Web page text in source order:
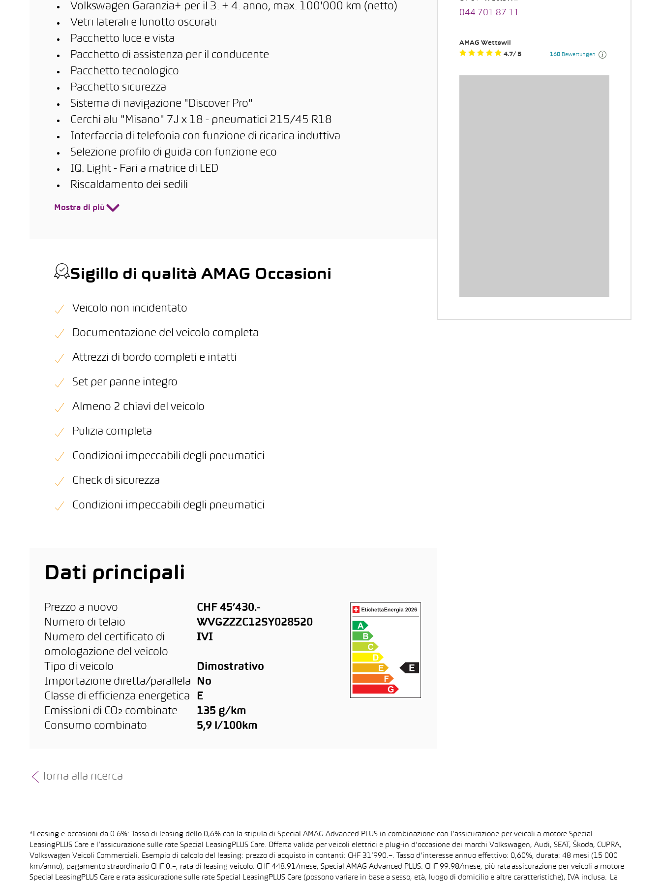
Volkswagen Garanzia+ per il 3. + 4. anno, max. 100'000 km (netto)
Vetri laterali e lunotto oscurati
Pacchetto luce e vista
Pacchetto di assistenza per il conducente
Pacchetto tecnologico
Pacchetto sicurezza
Sistema di navigazione "Discover Pro"
Cerchi alu "Misano" 7J x 18 - pneumatici 215/45 R18
Interfaccia di telefonia con funzione di ricarica induttiva
Selezione profilo di guida con funzione eco
IQ. Light - Fari a matrice di LED
Riscaldamento dei sedili
Mostra di più
Sigillo di qualità AMAG Occasioni
Veicolo non incidentato
Documentazione del veicolo completa
Attrezzi di bordo completi e intatti
Set per panne integro
Almeno 2 chiavi del veicolo
Pulizia completa
Condizioni impeccabili degli pneumatici
Check di sicurezza
Condizioni impeccabili degli pneumatici
Dati principali
Prezzo a nuovo
CHF 45’430.-
Numero di telaio
WVGZZZC12SY028520
Numero del certificato di
omologazione del veicolo
IVI
Tipo di veicolo
Dimostrativo
Importazione diretta/parallela
No
Classe di efficienza energetica
E
Emissioni di CO₂ combinate
135 g/km
Consumo combinato
5,9 l/100km
044 701 87 11
Torna alla ricerca
*Leasing e-occasioni da 0.6%: Tasso di leasing dello 0,6% con la stipula di Special AMAG Advanced PLUS in combinazione con l’assicurazione per veicoli a motore Special
LeasingPLUS Care e l’assicurazione sulle rate Special LeasingPLUS Care. Offerta valida per veicoli elettrici e plug-in d’occasione dei marchi Volkswagen, Audi, SEAT, Škoda, CUPRA,
Volkswagen Veicoli Commerciali. Esempio di calcolo del leasing: prezzo di acquisto in contanti: CHF 31’990.–. Tasso d’interesse annuo effettivo: 0,60%, durata: 48 mesi (15 000
km/anno), pagamento straordinario CHF 0.–, rata di leasing veicolo: CHF 448.91/mese, Special AMAG Advanced PLUS: CHF 99.98/mese, più rata assicurazione per veicoli a motore
Special LeasingPLUS Care e rata assicurazione sulle rate Special LeasingPLUS Care (possono variare in base a sesso, età, luogo di domicilio e altre caratteristiche), IVA inclusa. La